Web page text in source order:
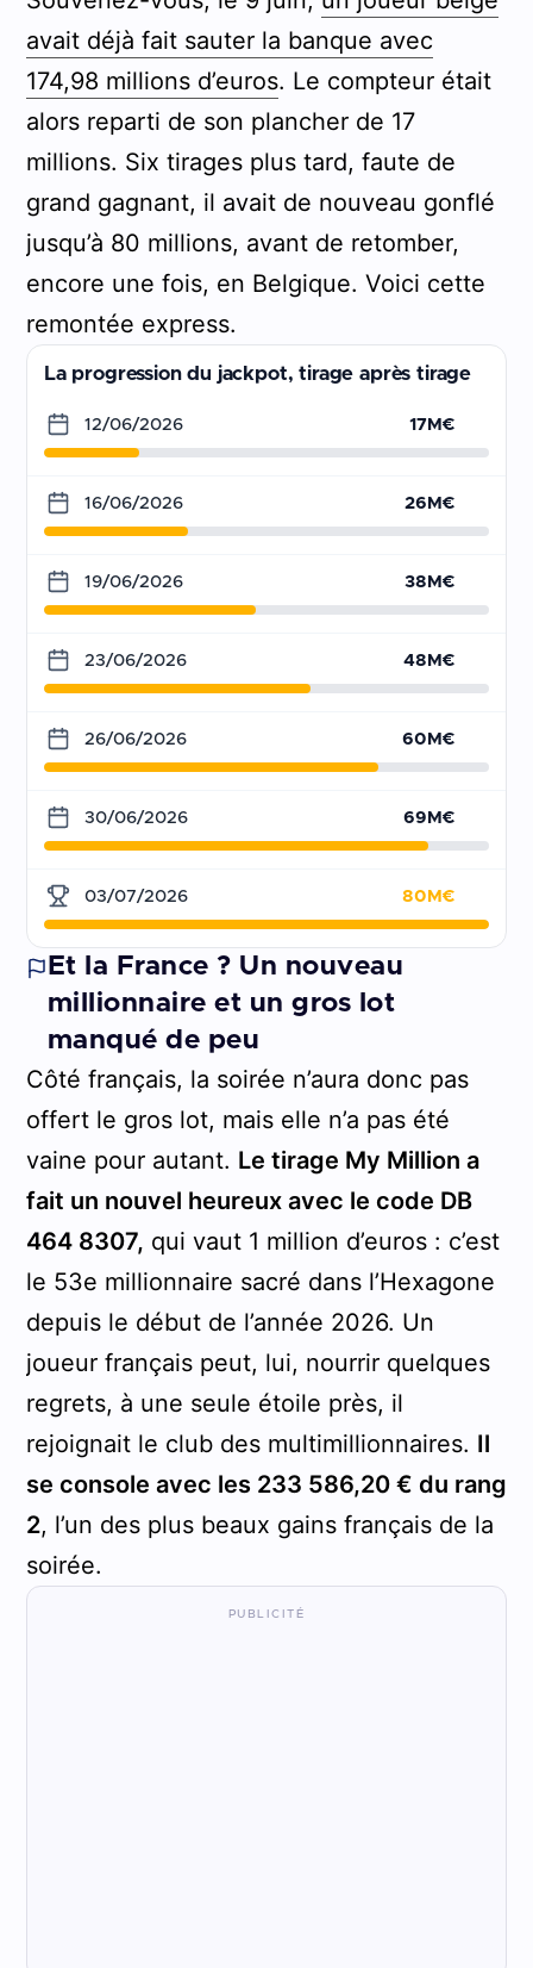
avait déjà fait sauter la banque avec
174,98 millions d’euros. Le compteur était
alors reparti de son plancher de 17
millions. Six tirages plus tard, faute de
grand gagnant, il avait de nouveau gonflé
jusqu’à 80 millions, avant de retomber,
encore une fois, en Belgique. Voici cette
remontée express.
La progression du jackpot, tirage après tirage
12/06/2026 17M€
16/06/2026 26M€
19/06/2026 38M€
23/06/2026 48M€
26/06/2026 60M€
30/06/2026 69M€
03/07/2026 80M€
Et la France ? Un nouveau
millionnaire et un gros lot
manqué de peu
Côté français, la soirée n’aura donc pas
offert le gros lot, mais elle n’a pas été
vaine pour autant. Le tirage My Million a
fait un nouvel heureux avec le code DB
464 8307, qui vaut 1 million d’euros : c’est
le 53e millionnaire sacré dans l’Hexagone
depuis le début de l’année 2026. Un
joueur français peut, lui, nourrir quelques
regrets, à une seule étoile près, il
rejoignait le club des multimillionnaires. Il
se console avec les 233 586,20 € du rang
2, l’un des plus beaux gains français de la
soirée.